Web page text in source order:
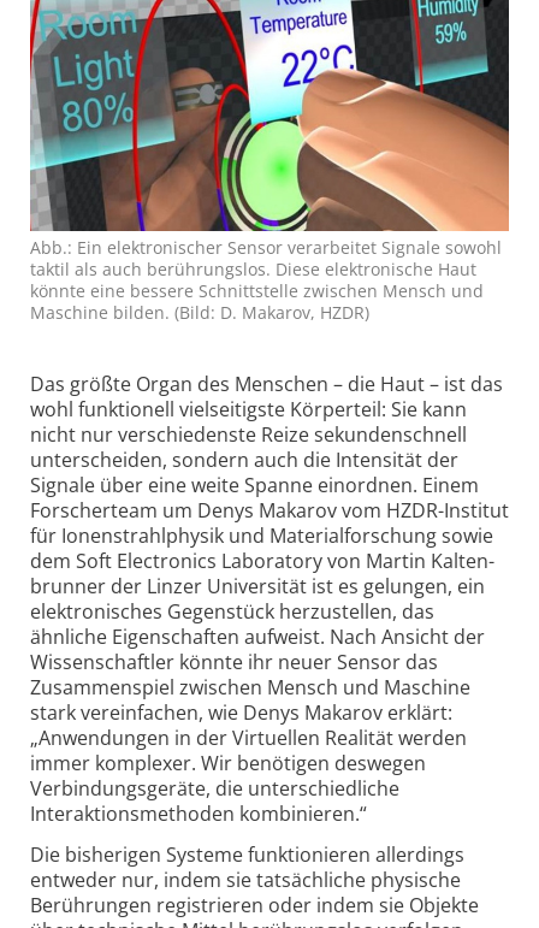
Abb.: Ein elek­tronischer Sensor verarbeitet Signale sowohl
taktil als auch berüh­rungslos. Diese elek­tronische Haut
könnte eine bessere Schnitt­stelle zwischen Mensch und
Maschine bilden. (Bild: D. Makarov, HZDR)
Das größte Organ des Menschen – die Haut – ist das
wohl funktionell vielseitigste Körperteil: Sie kann
nicht nur verschiedenste Reize sekunden­schnell
unterscheiden, sondern auch die Intensität der
Signale über eine weite Spanne einordnen. Einem
Forscherteam um Denys Makarov vom HZDR-Institut
für Ionenstrahl­physik und Material­forschung sowie
dem Soft Electronics Laboratory von Martin Kalten­
brunner der Linzer Universität ist es gelungen, ein
elek­tronisches Gegenstück herzustellen, das
ähnliche Eigen­schaften aufweist. Nach Ansicht der
Wissenschaftler könnte ihr neuer Sensor das
Zusammenspiel zwischen Mensch und Maschine
stark vereinfachen, wie Denys Makarov erklärt:
„Anwendungen in der Virtuellen Realität werden
immer komplexer. Wir benötigen deswegen
Verbindungs­geräte, die unter­schiedliche
Interaktions­methoden kombinieren.“
Die bisherigen Systeme funktionieren allerdings
entweder nur, indem sie tatsächliche physische
Berührungen registrieren oder indem sie Objekte